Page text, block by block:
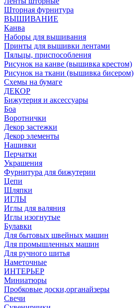
Шторная фурнитура
ВЫШИВАНИЕ
Канва
Наборы для вышивания
Принты для вышивки лентами
Пяльцы, приспособления
Рисунок на канве (вышивка крестом)
Рисунок на ткани (вышивка бисером)
Схемы на бумаге
ДЕКОР
Бижутерия и аксессуары
Боа
Воротнички
Декор застежки
Декор элементы
Нашивки
Перчатки
Украшения
Фурнитура для бижутерии
Цепи
Шляпки
ИГЛЫ
Иглы для валяния
Иглы изогнутые
Булавки
Для бытовых швейных машин
Для промышленных машин
Для ручного шитья
Наметочные
ИНТЕРЬЕР
Миниатюры
Пробковые доски,органайзеры
Свечи